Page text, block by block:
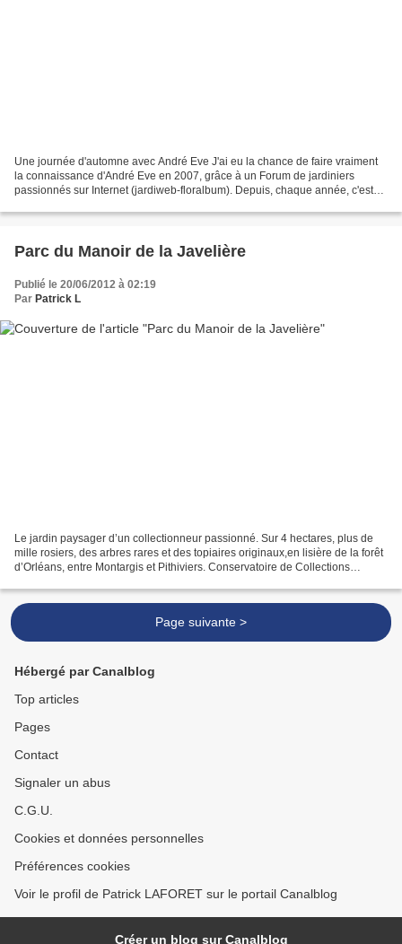
Une journée d'automne avec André Eve J'ai eu la chance de faire vraiment
la connaissance d'André Eve en 2007, grâce à un Forum de jardiniers
passionnés sur Internet (jardiweb-floralbum). Depuis, chaque année, c'est
Parc du Manoir de la Javelière
Publié le 20/06/2012 à 02:19
Par Patrick L
Le jardin paysager d’un collectionneur passionné. Sur 4 hectares, plus de
mille rosiers, des arbres rares et des topiaires originaux,en lisière de la forêt
d’Orléans, entre Montargis et Pithiviers. Conservatoire de Collections
Page suivante >
Hébergé par Canalblog
Top articles
Pages
Contact
Signaler un abus
C.G.U.
Cookies et données personnelles
Préférences cookies
Voir le profil de Patrick LAFORET sur le portail Canalblog
Créer un blog sur Canalblog